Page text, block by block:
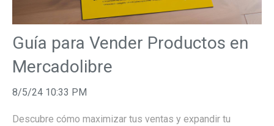
Guía para Vender Productos en
Mercadolibre
8/5/24 10:33 PM
Descubre cómo maximizar tus ventas y expandir tu